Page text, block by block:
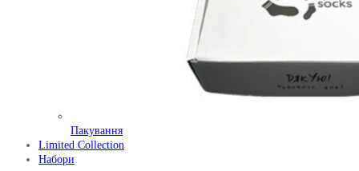
Пакування
Limited Collection
Набори